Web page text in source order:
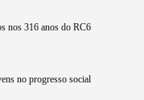
nos 316 anos do RC6
no progresso social